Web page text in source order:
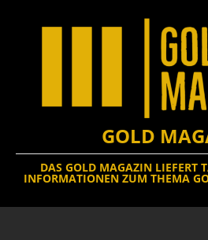
GOLD
DAS GOLD MAGAZIN LIEFERT
INFORMATIONEN ZUM THEMA